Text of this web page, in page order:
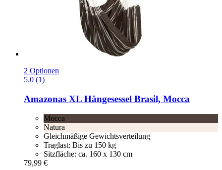
2 Optionen
5.0 (1)
Amazonas XL Hängesessel Brasil, Mocca
Mocca
Natura
Gleichmäßige Gewichtsverteilung
Traglast: Bis zu 150 kg
Sitzfläche: ca. 160 x 130 cm
79,99 €